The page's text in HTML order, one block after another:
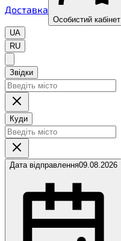
Доставка
Особистий кабінет
UA
RU
Звідки
Куди
Дата відправлення09.08.2026